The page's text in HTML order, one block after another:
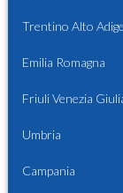
Trentino Alto Adige
Emilia Romagna
Friuli Venezia
Umbria
Campania